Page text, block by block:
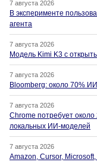
7 августа 2026
В эксперименте
агента
7 августа 2026
Модель Kimi K3 с
7 августа 2026
Bloomberg: около 70%
7 августа 2026
Chrome потребует около
локальных ИИ-моделей
7 августа 2026
Amazon, Cursor,